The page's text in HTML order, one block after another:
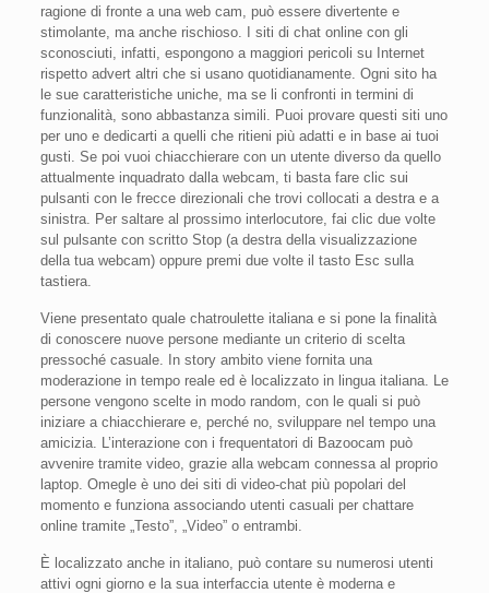
ragione di fronte a una web cam, può essere divertente e
stimolante, ma anche rischioso. I siti di chat online con gli
sconosciuti, infatti, espongono a maggiori pericoli su Internet
rispetto advert altri che si usano quotidianamente. Ogni sito ha
le sue caratteristiche uniche, ma se li confronti in termini di
funzionalità, sono abbastanza simili. Puoi provare questi siti uno
per uno e dedicarti a quelli che ritieni più adatti e in base ai tuoi
gusti. Se poi vuoi chiacchierare con un utente diverso da quello
attualmente inquadrato dalla webcam, ti basta fare clic sui
pulsanti con le frecce direzionali che trovi collocati a destra e a
sinistra. Per saltare al prossimo interlocutore, fai clic due volte
sul pulsante con scritto Stop (a destra della visualizzazione
della tua webcam) oppure premi due volte il tasto Esc sulla
tastiera.
Viene presentato quale chatroulette italiana e si pone la finalità
di conoscere nuove persone mediante un criterio di scelta
pressoché casuale. In story ambito viene fornita una
moderazione in tempo reale ed è localizzato in lingua italiana. Le
persone vengono scelte in modo random, con le quali si può
iniziare a chiacchierare e, perché no, sviluppare nel tempo una
amicizia. L’interazione con i frequentatori di Bazoocam può
avvenire tramite video, grazie alla webcam connessa al proprio
laptop. Omegle è uno dei siti di video-chat più popolari del
momento e funziona associando utenti casuali per chattare
online tramite „Testo”, „Video” o entrambi.
È localizzato anche in italiano, può contare su numerosi utenti
attivi ogni giorno e la sua interfaccia utente è moderna e